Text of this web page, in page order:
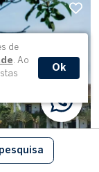
de
. Ao
Ok